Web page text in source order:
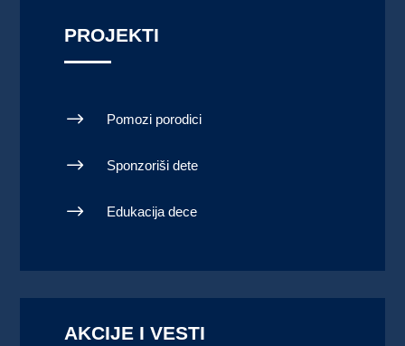
PROJEKTI
$ Pomozi porodici
$ Sponzoriši dete
$ Edukacija dece
AKCIJE I VESTI